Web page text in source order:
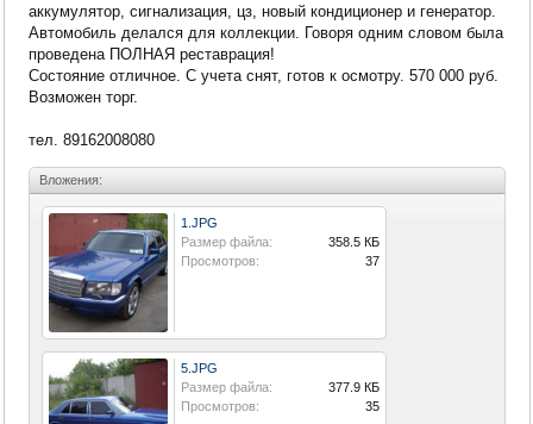
аккумулятор, сигнализация, цз, новый кондиционер и генератор.
Автомобиль делался для коллекции. Говоря одним словом была
проведена ПОЛНАЯ реставрация!
Состояние отличное. С учета снят, готов к осмотру. 570 000 руб.
Возможен торг.
тел. 89162008080
Вложения:
1.JPG
Размер файла:
358.5 КБ
Просмотров:
37
5.JPG
Размер файла:
377.9 КБ
Просмотров:
35